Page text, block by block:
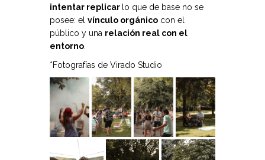
intentar replicar lo que de base no se
posee: el vínculo orgánico con el
público y una relación real con el
entorno
*Fotografías de Virado Studio